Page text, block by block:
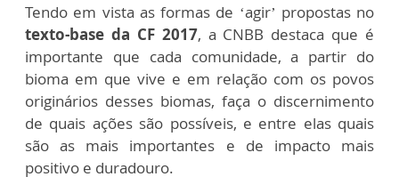
Tendo em vista as formas de ‘agir’ propostas no
texto-base da CF 2017, a CNBB destaca que é
importante que cada comunidade, a partir do
bioma em que vive e em relação com os povos
originários desses biomas, faça o discernimento
de quais ações são possíveis, e entre elas quais
são as mais importantes e de impacto mais
positivo e duradouro.